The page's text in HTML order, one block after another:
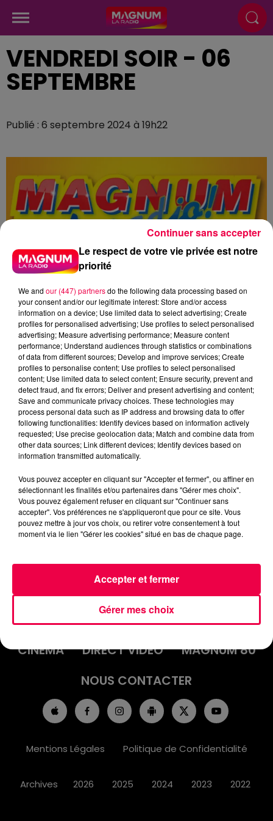
VENDREDI SOIR - 06
SEPTEMBRE
Publié : 6 septembre 2024 à 19h22
Flash infos
Crédit :Flash infos
INFOS
AGENDA
JEUX
PODCASTS
CINÉMA
DIRECT VIDÉO
MAGNUM 80
NOUS CONTACTER
Mentions Légales Politique de Confidentialité
Archives 2026 2025 2024 2023 2022
Le respect de votre vie privée est notre
priorité
We and our (447) partnersdo the following data processing based on
your consent and/or our legitimate interest: Store and/or access
information on a device; Use limited data to select advertising; Create
profiles for personalised advertising; Use profiles to select personalised
advertising; Measure advertising performance; Measure content
performance; Understand audiences through statistics or combinations
of data from different sources; Develop and improve services; Create
profiles to personalise content; Use profiles to select personalised
content; Use limited data to select content; Ensure security, prevent and
detect fraud, and fix errors; Deliver and present advertising and content;
Save and communicate privacy choices. These technologies may
process personal data such as IP address and browsing data to offer
following functionalities: Identify devices based on information actively
requested; Use precise geolocation data; Match and combine data from
other data sources; Link different devices; Identify devices based on
information transmitted automatically.
Vous pouvez accepter en cliquant sur "Accepter et fermer", ou affiner en
sélectionnant les finalités et/ou partenaires dans "Gérer mes choix".
Vous pouvez également refuser en cliquant sur "Continuer sans
accepter". Vos préférences ne s'appliqueront que pour ce site. Vous
pouvez mettre à jour vos choix, ou retirer votre consentement à tout
moment via le lien "Gérer les cookies" situé en bas de chaque page.
Gérer mes choix
Accepter et fermer
Continuer sans accepter